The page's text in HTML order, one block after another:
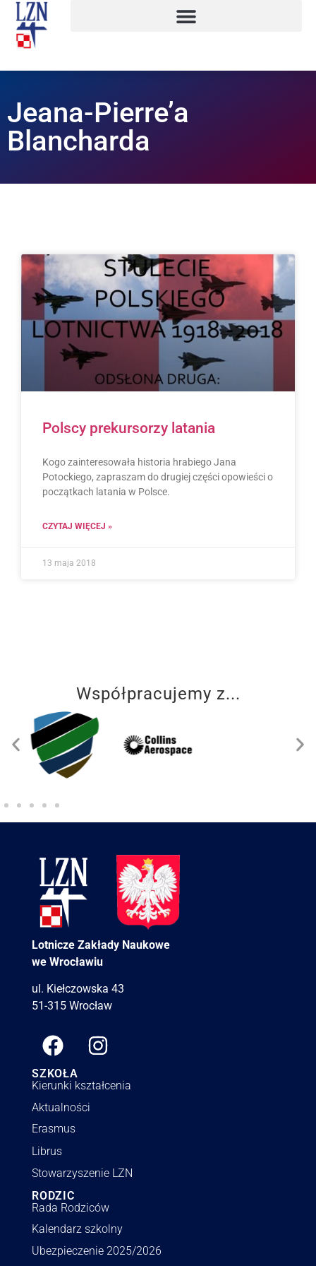
Jeana-Pierre’a
Blancharda
Polscy prekursorzy latania
Kogo zainteresowała historia hrabiego Jana
Potockiego, zapraszam do drugiej części opowieści o
początkach latania w Polsce.
CZYTAJ WIĘCEJ »
13 maja 2018
Współpracujemy z...
Lotnicze Zakłady Naukowe
we Wrocławiu
ul. Kiełczowska 43
51-315 Wrocław
SZKOŁA
Kierunki kształcenia
Aktualności
Erasmus
Librus
Stowarzyszenie LZN
RODZIC
Rada Rodziców
Kalendarz szkolny
Ubezpieczenie 2025/2026